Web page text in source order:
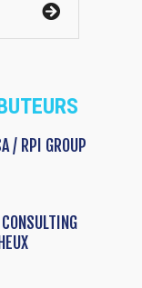
/ RPI GROUP